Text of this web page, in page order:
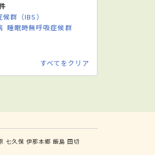
群（IBS）
睡眠時無呼吸症候群
すべてをクリア
七久保 伊那本郷 飯島 田切